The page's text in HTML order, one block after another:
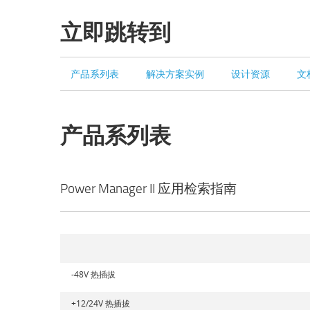
立即跳转到
产品系列表 解决方案实例 设计资源
产品系列表
Power Manager II 应用检索指南
-48V 热插拔
+12/24V 热插拔